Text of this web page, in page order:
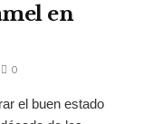
en
0
el buen estado